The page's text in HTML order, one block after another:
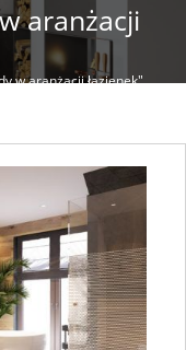
aranżacji
w aranżacji łazienek"